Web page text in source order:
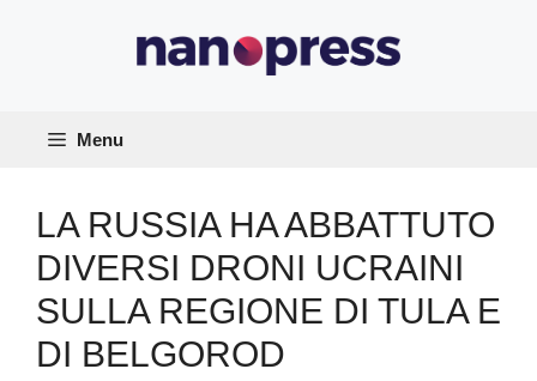
Menu
LA RUSSIA HA ABBATTUTO
DIVERSI DRONI UCRAINI
SULLA REGIONE DI TULA E
DI BELGOROD